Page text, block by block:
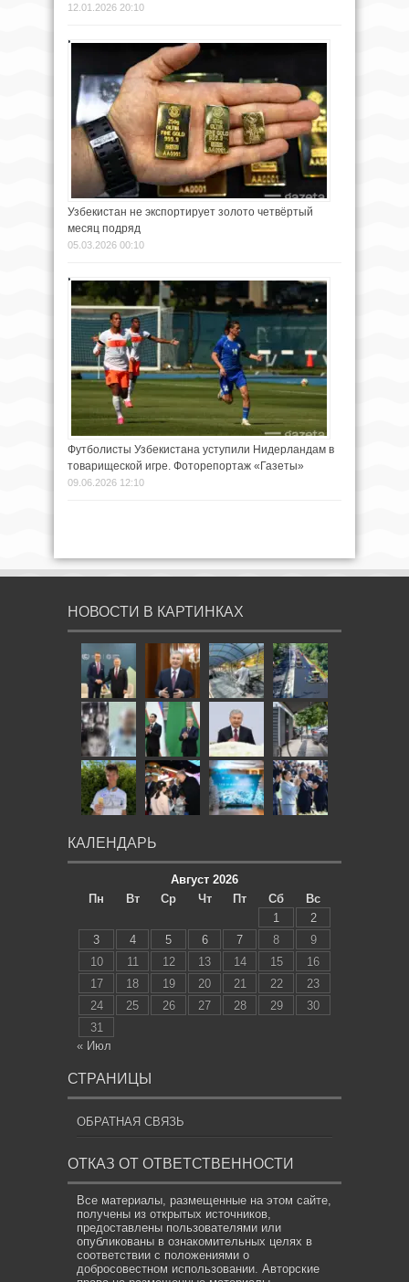
12.01.2026 20:10
Узбекистан не экспортирует золото четвёртый
месяц подряд
05.03.2026 00:10
Футболисты Узбекистана уступили Нидерландам в
товарищеской игре. Фоторепортаж «Газеты»
09.06.2026 12:10
НОВОСТИ В КАРТИНКАХ
КАЛЕНДАРЬ
Август 2026
Пн
Вт Ср Чт Пт Сб
Вс
1
2
3
4 5 6 7 8
9
10
11 12 13 14 15
16
17
18 19 20 21 22
23
24
25 26 27 28 29
30
31
« Июл
СТРАНИЦЫ
ОБРАТНАЯ СВЯЗЬ
ОТКАЗ ОТ ОТВЕТСТВЕННОСТИ
Все материалы, размещенные на этом сайте,
получены из открытых источников,
предоставлены пользователями или
опубликованы в ознакомительных целях в
соответствии с положениями о
добросовестном использовании. Авторские